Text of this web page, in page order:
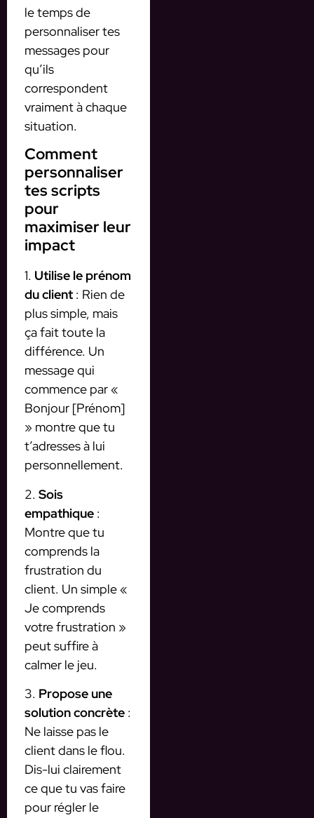
le temps de
personnaliser tes
messages pour
qu’ils
correspondent
vraiment à chaque
situation.
Comment
personnaliser
tes scripts
pour
maximiser leur
impact
1. Utilise le prénom
du client : Rien de
plus simple, mais
ça fait toute la
différence. Un
message qui
commence par «
Bonjour [Prénom]
» montre que tu
t’adresses à lui
personnellement.
2. Sois
empathique :
Montre que tu
comprends la
frustration du
client. Un simple «
Je comprends
votre frustration »
peut suffire à
calmer le jeu.
3. Propose une
solution concrète :
Ne laisse pas le
client dans le flou.
Dis-lui clairement
ce que tu vas faire
pour régler le